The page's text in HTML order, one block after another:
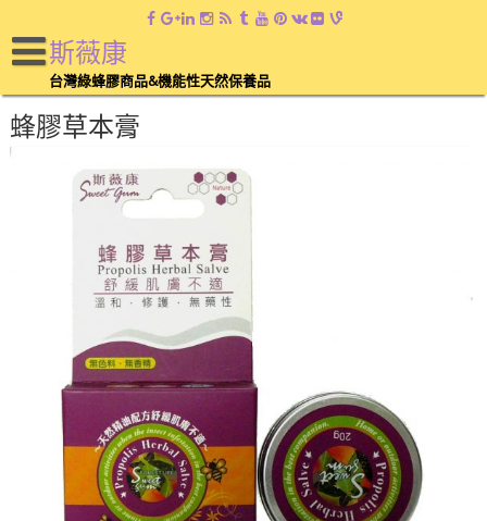
斯薇康
台灣綠蜂膠商品&機能性天然保養品
蜂膠草本膏